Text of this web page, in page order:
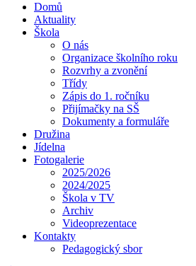
Domů
Aktuality
Škola
O nás
Organizace školního roku
Rozvrhy a zvonění
Třídy
Zápis do 1. ročníku
Přijímačky na SŠ
Dokumenty a formuláře
Družina
Jídelna
Fotogalerie
2025/2026
2024/2025
Škola v TV
Archiv
Videoprezentace
Kontakty
Pedagogický sbor